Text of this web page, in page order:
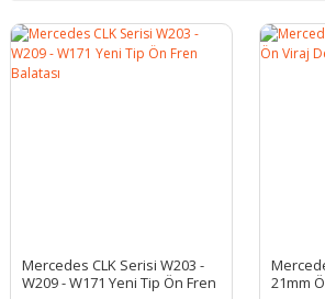
Mercedes CLK Serisi W203 -
W209 - W171 Yeni Tip Ön Fren
21mm